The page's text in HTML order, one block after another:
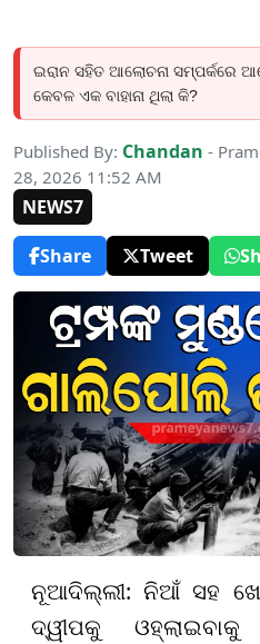
ଇରାନ ସହିତ ଆଲୋଚନା ସମ୍ପର୍କରେ
କେବଳ ଏକ ବାହାନା ଥିଲା କି?
Published By: Chandan -
28, 2026 11:52 AM
NEWS7
Share
Tweet
ନୂଆଦିଲ୍ଲୀ: ନିଆଁ ସହ
ଦ୍ୱୀପକୁ